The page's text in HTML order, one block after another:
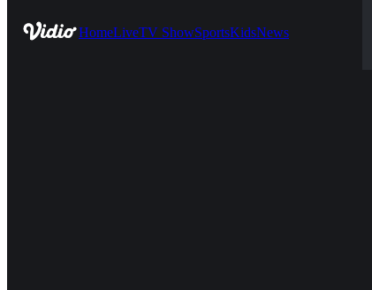
HomeLiveTV ShowSportsKidsNews